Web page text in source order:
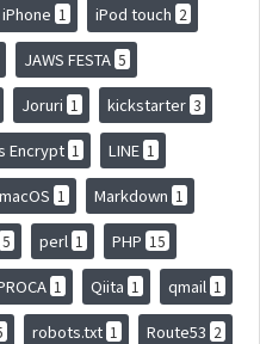
iPhone 1 iPod touch 2
JAWS FESTA 5
Joruri 1 kickstarter 3
Encrypt 1 LINE 1
macOS 1 Markdown 1
5 perl 1 PHP 15
1 Qiita 1 qmail 1
robots.txt 1 Route53 2